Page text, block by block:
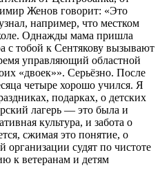
Женов говорит: «Это
например, что местком
Однажды мама пришла
с тобой к Сентякову вызывают
управляющий областной
«двоек»». Серьёзно. После
четыре хорошо учился. Я
подарках, о детских
лагерь — это была и
культура, и забота о
сжимая это понятие, о
организации судят по чистоте
к ветеранам и детям